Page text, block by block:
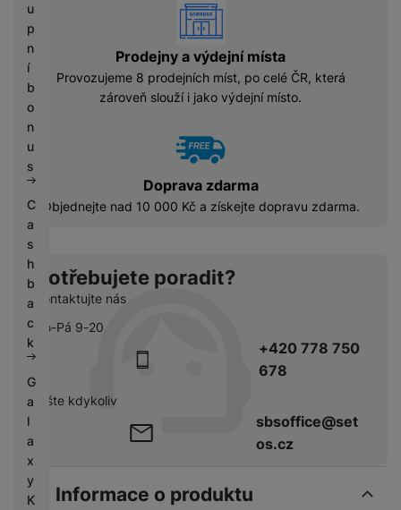
u
p
n
í
b
o
n
u
s
C
a
s
h
b
a
c
k
G
a
l
a
x
y
K
o
v
Prodejny a výdejní místa
Provozujeme 8 prodejních míst, po celé ČR, která
zároveň slouží i jako výdejní místo.
Doprava zdarma
Objednejte nad 10 000 Kč a získejte dopravu zdarma.
Potřebujete poradit?
Kontaktujte nás
Po-Pá 9-20
+420 778 750
678
pište kdykoliv
sbsoffice@set
os.cz
Informace o produktu